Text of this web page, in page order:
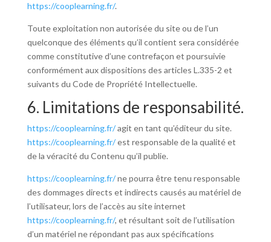
https://cooplearning.fr/.
Toute exploitation non autorisée du site ou de l’un
quelconque des éléments qu’il contient sera considérée
comme constitutive d’une contrefaçon et poursuivie
conformément aux dispositions des articles L.335-2 et
suivants du Code de Propriété Intellectuelle.
6. Limitations de responsabilité.
https://cooplearning.fr/agit en tant qu’éditeur du site.
https://cooplearning.fr/est responsable de la qualité et
de la véracité du Contenu qu’il publie.
https://cooplearning.fr/ne pourra être tenu responsable
des dommages directs et indirects causés au matériel de
l’utilisateur, lors de l’accès au site internet
https://cooplearning.fr/, et résultant soit de l’utilisation
d’un matériel ne répondant pas aux spécifications